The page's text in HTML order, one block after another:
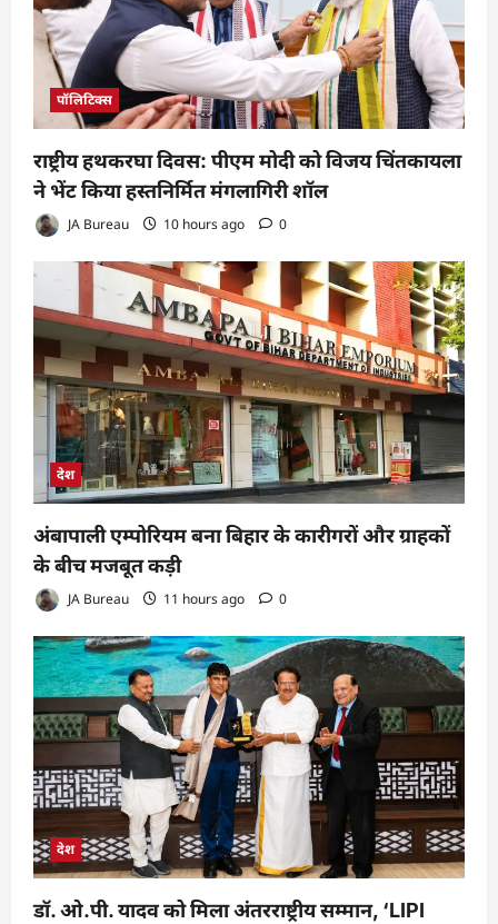
पॉलिटिक्स
राष्ट्रीय हथकरघा दिवस: पीएम मोदी को विजय चिंतकायला
ने भेंट किया हस्तनिर्मित मंगलागिरी शॉल
JA Bureau 10 hours ago 0
देश
अंबापाली एम्पोरियम बना बिहार के कारीगरों और ग्राहकों
के बीच मजबूत कड़ी
JA Bureau 11 hours ago 0
देश
डॉ. ओ.पी. यादव को मिला अंतरराष्ट्रीय सम्मान, ‘LIPI